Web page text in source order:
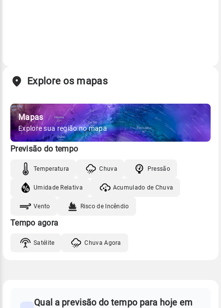
Explore os mapas
Mapas
Explore sua região no mapa
Previsão do tempo
Temperatura Chuva Pressão
Umidade Relativa Acumulado de Chuva
Vento Risco de Incêndio
Tempo agora
Satélite Chuva Agora
PREVISÃO Qual a previsão do tempo para hoje em